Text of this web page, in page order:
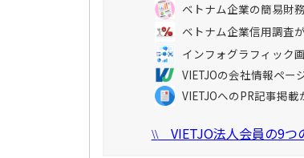
ベトナム企業の簡易財
ベトナム企業信用調査
インフォグラフィック
VIETJOの会社情報ペー
VIETJOへのPR記事掲載
\\VIETJO法人会員の9つ